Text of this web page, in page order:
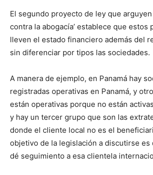
El segundo proyecto de ley que arguyen
contra la abogacía’ establece que estos
lleven el estado financiero además del
sin diferenciar por tipos las sociedades.
A manera de ejemplo, en Panamá hay
registradas operativas en Panamá, y
están operativas porque no están
y hay un tercer grupo que son las
donde el cliente local no es el
objetivo de la legislación a discutirse es
dé seguimiento a esa clientela